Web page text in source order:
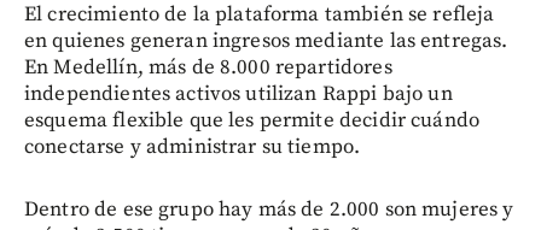
El crecimiento de la plataforma también se refleja
en quienes generan ingresos mediante las entregas.
En Medellín, más de 8.000 repartidores
independientes activos utilizan Rappi bajo un
esquema flexible que les permite decidir cuándo
conectarse y administrar su tiempo.
Dentro de ese grupo hay más de 2.000 son mujeres y